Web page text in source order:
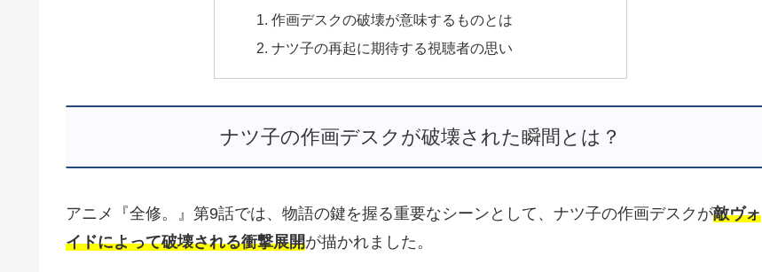
作画デスクの破壊が意味するものとは
ナツ子の再起に期待する視聴者の思い
ナツ子の作画デスクが破壊された瞬間とは？
アニメ『全修。』第9話では、物語の鍵を握る重要なシーンとして、ナツ子の作画デスクが敵ヴォ
イドによって破壊される衝撃展開が描かれました。